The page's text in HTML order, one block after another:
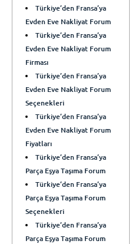
Türkiye’den Fransa’ya
Evden Eve Nakliyat Forum
Türkiye’den Fransa’ya
Evden Eve Nakliyat Forum
Firması
Türkiye’den Fransa’ya
Evden Eve Nakliyat Forum
Seçenekleri
Türkiye’den Fransa’ya
Evden Eve Nakliyat Forum
Fiyatları
Türkiye’den Fransa’ya
Parça Eşya Taşıma Forum
Türkiye’den Fransa’ya
Parça Eşya Taşıma Forum
Seçenekleri
Türkiye’den Fransa’ya
Parça Eşya Taşıma Forum